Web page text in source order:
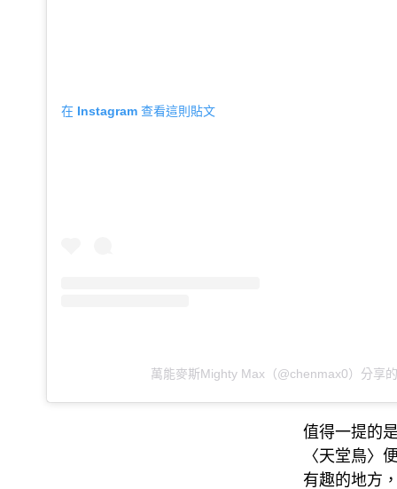
在 Instagram 查看這則貼文
萬能麥斯Mighty Max（@chenmax0）分享
值得一提的
〈天堂鳥〉
有趣的地方